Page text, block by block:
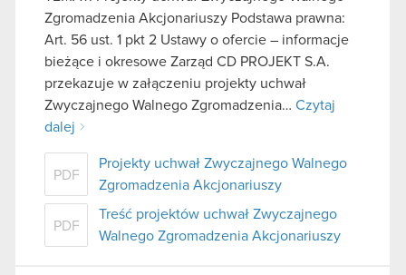
Zgromadzenia Akcjonariuszy Podstawa prawna:
Art. 56 ust. 1 pkt 2 Ustawy o ofercie – informacje
bieżące i okresowe Zarząd CD PROJEKT S.A.
przekazuje w załączeniu projekty uchwał
Zwyczajnego Walnego Zgromadzenia… Czytaj
dalej
PDF
Projekty uchwał Zwyczajnego Walnego
Zgromadzenia Akcjonariuszy
PDF
Treść projektów uchwał Zwyczajnego
Walnego Zgromadzenia Akcjonariuszy